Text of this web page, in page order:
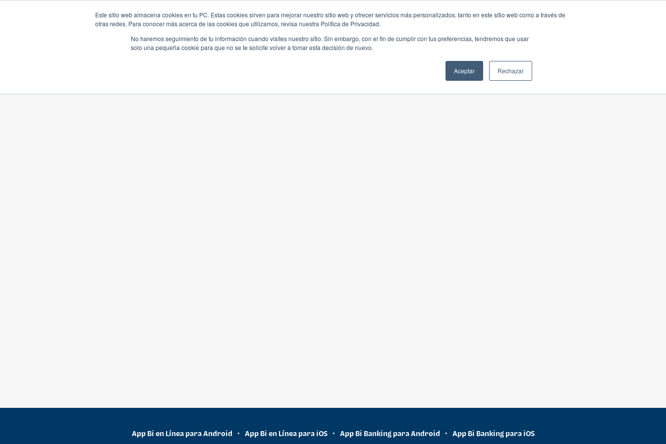
Este sitio web almacena cookies en tu PC. Estas cookies sirven para mejorar nuestro sitio web y ofrecer servicios más personalizados, tanto en este sitio web como a través de
otras redes. Para conocer más acerca de las cookies que utilizamos, revisa nuestra Política de Privacidad.
No haremos seguimiento de tu información cuando visites nuestro sitio. Sin embargo, con el fin de cumplir con tus preferencias, tendremos que usar
solo una pequeña cookie para que no se te solicite volver a tomar esta decisión de nuevo.
Aceptar Rechazar
App Bi en Línea para Android • App Bi en Línea para iOS • App Bi Banking para Android • App Bi Banking para iOS